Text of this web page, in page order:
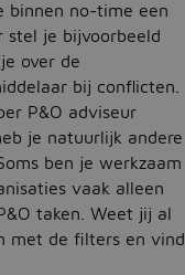
binnen no-time een
stel je bijvoorbeeld
over de
bij conflicten.
P&O adviseur
je natuurlijk andere
ben je werkzaam
vaak alleen
taken. Weet jij al
met de filters en vind